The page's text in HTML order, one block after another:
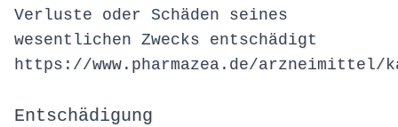
Verluste oder Schäden seines
wesentlichen Zwecks entschädigt
https://www.pharmazea.de/arzneimittel/
Entschädigung